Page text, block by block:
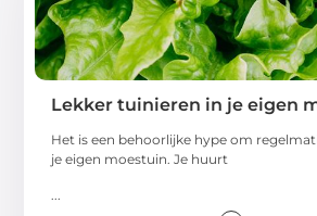
Lekker tuinieren in je eigen
Het is een behoorlijke hype om
je eigen moestuin. Je huurt